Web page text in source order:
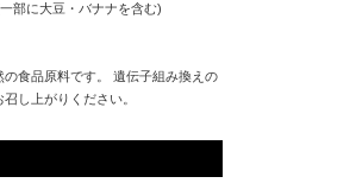
部に大豆・バナナを含む)
食品原料です。 遺伝子組み換えの
し上がりください。